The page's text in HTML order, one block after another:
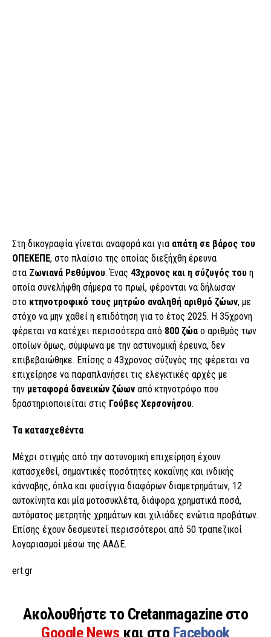
Στη δικογραφία γίνεται αναφορά και για απάτη σε βάρος του
ΟΠΕΚΕΠΕ, στο πλαίσιο της οποίας διεξήχθη έρευνα
στα Ζωνιανά Ρεθύμνου. Ένας 43χρονος και η σύζυγός του η
οποία συνελήφθη σήμερα το πρωί, φέρονται να δήλωσαν
στο κτηνοτροφικό τους μητρώο αναληθή αριθμό ζώων, με
στόχο να μην χαθεί η επιδότηση για το έτος 2025. Η 35χρονη
φέρεται να κατέχει περισσότερα από 800 ζώα ο αριθμός των
οποίων όμως, σύμφωνα με την αστυνομική έρευνα, δεν
επιβεβαιώθηκε. Επίσης ο 43χρονος σύζυγός της φέρεται να
επιχείρησε να παραπλανήσει τις ελεγκτικές αρχές με
την μεταφορά δανεικών ζώων από κτηνοτρόφο που
δραστηριοποιείται στις Γούβες Χερσονήσου.
Τα κατασχεθέντα
Μέχρι στιγμής από την αστυνομική επιχείρηση έχουν
κατασχεθεί, σημαντικές ποσότητες κοκαΐνης και ινδικής
κάνναβης, όπλα και φυσίγγια διαφόρων διαμετρημάτων, 12
αυτοκίνητα και μία μοτοσυκλέτα, διάφορα χρηματικά ποσά,
αυτόματος μετρητής χρημάτων και χιλιάδες ενώτια προβάτων.
Επίσης έχουν δεσμευτεί περισσότεροι από 50 τραπεζικοί
λογαριασμοί μέσω της ΑΑΔΕ.
ert.gr
Ακολουθήστε το Cretanmagazine στο
Google News και στο Facebook